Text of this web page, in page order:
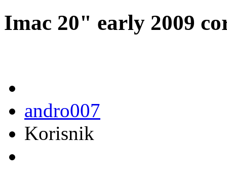
Imac 20" early 2009
andro007
Korisnik